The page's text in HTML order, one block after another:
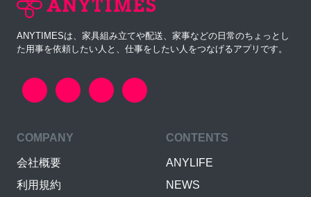
ANYTIMESは、家具組み立てや配送、家事などの日常のちょっとし
た用事を依頼したい人と、仕事をしたい人をつなげるアプリです。
COMPANY
会社概要
利用規約
CONTENTS
ANYLIFE
NEWS